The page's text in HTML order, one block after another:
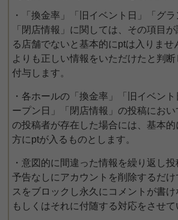
・「換金率」「旧イベント日」「グラ
「閉店情報」に関しては、その項目
る店舗でないと基本的にptは入りませ
よりも正しい情報をいただけたと判
付与します。
・各ホールの「換金率」「旧イベン
ープン日」「閉店情報」の投稿にお
の投稿者が存在した場合には、基本
方にptが入るものとします。
・意図的に間違った情報を繰り返し
予告なしにアカウントを削除するだ
スをブロックし永久にコメントが書け
もしくはそれに付随する対応をさせて